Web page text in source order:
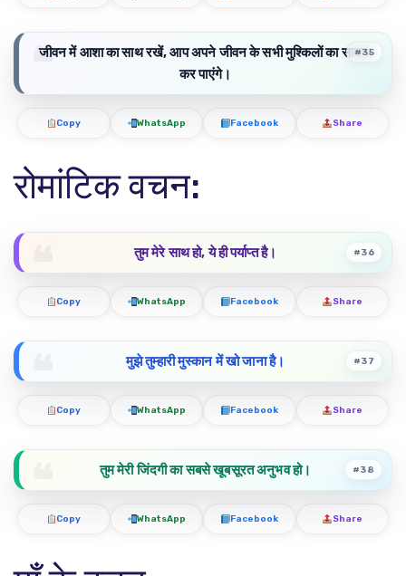
जीवन में आशा का साथ रखें, आप अपने जीवन के सभी मुश्किलों का सामना
कर पाएंगे।
#35
Copy WhatsApp Facebook Share
रोमांटिक वचन:
तुम मेरे साथ हो, ये ही पर्याप्त है। #36
Copy WhatsApp Facebook Share
मुझे तुम्हारी मुस्कान में खो जाना है। #37
Copy WhatsApp Facebook Share
तुम मेरी जिंदगी का सबसे खूबसूरत अनुभव हो। #38
Copy WhatsApp Facebook Share